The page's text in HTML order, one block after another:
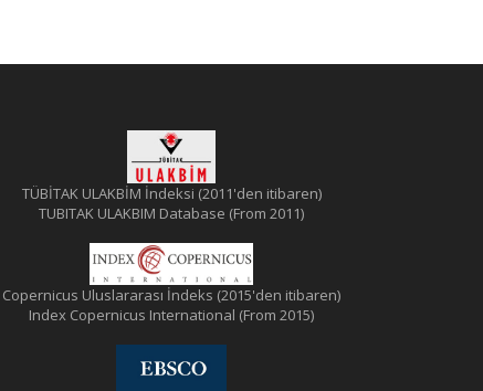
TÜBİTAK ULAKBİM İndeksi (2011'den itibaren)
TUBITAK ULAKBIM Database (From 2011)
Copernicus Uluslararası İndeks (2015'den itibaren)
Index Copernicus International (From 2015)